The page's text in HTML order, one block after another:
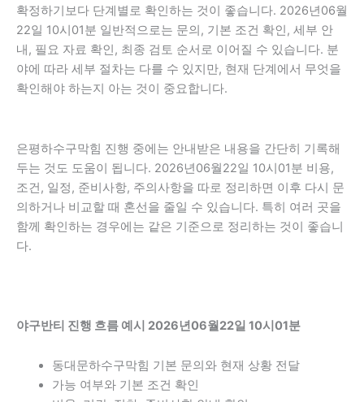
확정하기보다 단계별로 확인하는 것이 좋습니다. 2026년06월
22일 10시01분 일반적으로는 문의, 기본 조건 확인, 세부 안
내, 필요 자료 확인, 최종 검토 순서로 이어질 수 있습니다. 분
야에 따라 세부 절차는 다를 수 있지만, 현재 단계에서 무엇을
확인해야 하는지 아는 것이 중요합니다.
은평하수구막힘 진행 중에는 안내받은 내용을 간단히 기록해
두는 것도 도움이 됩니다. 2026년06월22일 10시01분 비용,
조건, 일정, 준비사항, 주의사항을 따로 정리하면 이후 다시 문
의하거나 비교할 때 혼선을 줄일 수 있습니다. 특히 여러 곳을
함께 확인하는 경우에는 같은 기준으로 정리하는 것이 좋습니
다.
야구반티 진행 흐름 예시 2026년06월22일 10시01분
동대문하수구막힘 기본 문의와 현재 상황 전달
가능 여부와 기본 조건 확인